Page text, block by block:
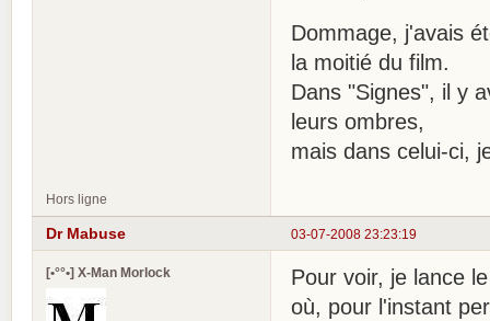
Dommage, j'avais
la moitié du film.
Dans "Signes", il y
leurs ombres,
mais dans celui-ci,
Hors ligne
03-07-2008 23:23:19
Dr Mabuse
[•°°•] X-Man Morlock
Pour voir, je lance
où, pour l'instant